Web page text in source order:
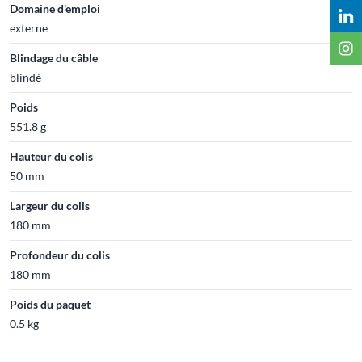
Domaine d'emploi
externe
Blindage du câble
blindé
Poids
551.8 g
Hauteur du colis
50 mm
Largeur du colis
180 mm
Profondeur du colis
180 mm
Poids du paquet
0.5 kg